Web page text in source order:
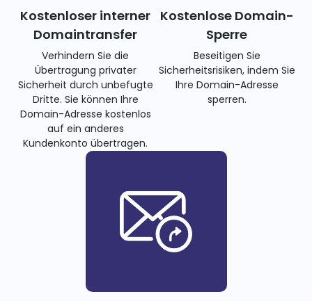
Kostenloser interner
Domaintransfer
Verhindern Sie die
Übertragung privater
Sicherheit durch unbefugte
Dritte. Sie können Ihre
Domain-Adresse kostenlos
auf ein anderes
Kundenkonto übertragen.
Kostenlose Domain-
Sperre
Beseitigen Sie
Sicherheitsrisiken, indem Sie
Ihre Domain-Adresse
sperren.